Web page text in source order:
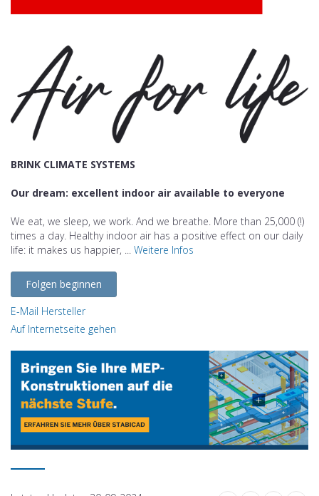
BRINK CLIMATE SYSTEMS
Our dream: excellent indoor air available to everyone
We eat, we sleep, we work. And we breathe. More than 25,000 (!)
times a day. Healthy indoor air has a positive effect on our daily
life: it makes us happier, ... Weitere Infos
Folgen beginnen
E-Mail Hersteller
Auf Internetseite gehen